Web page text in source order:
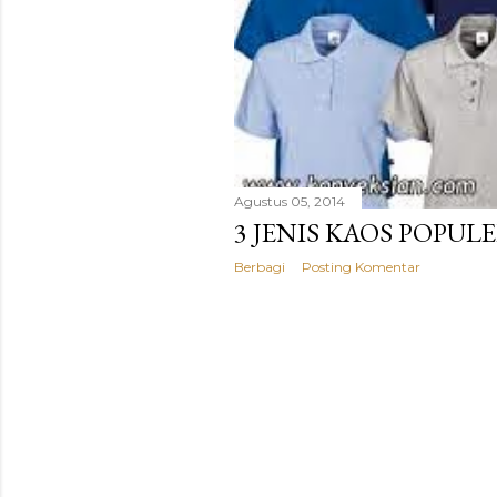
a
n
Agustus 05, 2014
3 JENIS KAOS
Berbagi Posting Komentar